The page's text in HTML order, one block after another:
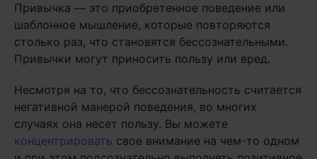
Привычка — это приобретенное поведение или
шаблонное мышление, которые повторяются
столько раз, что становятся бессознательными.
Привычки могут приносить пользу или вред.
Несмотря на то, что бессознательность считается
негативной манерой поведения, во многих
случаях она несет пользу. Вы можете
концентрировать свое внимание на чем-то одном